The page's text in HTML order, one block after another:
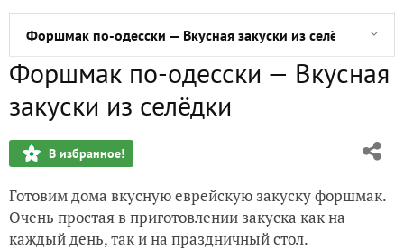
Форшмак по-одесски — Вкусная закуски из селёдки
Пирожки с яблоками в духовке
Куриный рулет в духовке. Простой рецепт колбасы
Погача с сыром - Воздушный хлеб с сыром и зеленью
Яйца по-шотландски
Форшмак по-одесски — Вкусная
закуски из селёдки
В избранное!
Готовим дома вкусную еврейскую закуску форшмак.
Очень простая в приготовлении закуска как на
каждый день, так и на праздничный стол.